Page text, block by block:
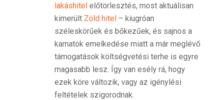
lakáshitelelőtörlesztés, most aktuálisan
kimerült Zöld hitel– kiugróan
széleskörűek és bőkezűek, és sajnos a
kamatok emelkedése miatt a már meglévő
támogatások költségvetési terhe is egyre
magasabb lesz. Így van esély rá, hogy
ezek köre változik, vagy az igénylési
feltételek szigorodnak.